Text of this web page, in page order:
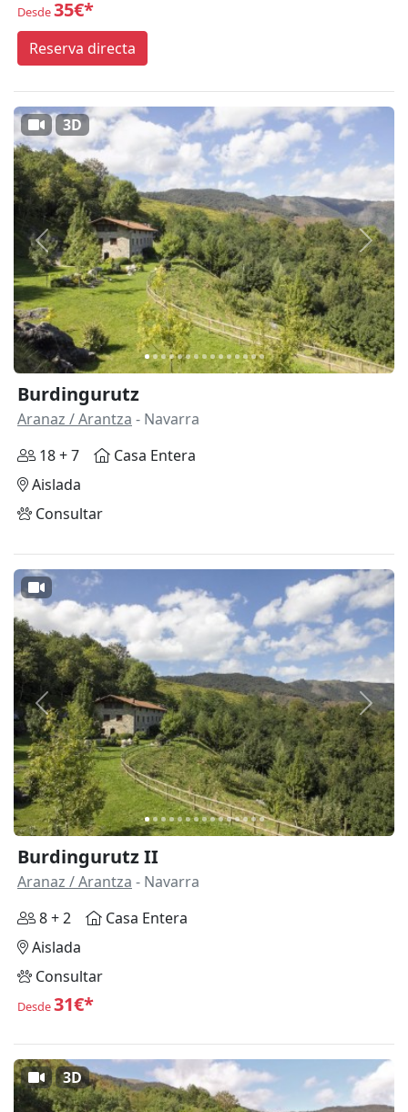
Desde35€*
Reserva directa
Anterior
3D
Burdingurutz
Aranaz / Arantza - Navarra
18 + 7
Casa Entera
Aislada
Consultar
Anterior
Burdingurutz II
Aranaz / Arantza - Navarra
8 + 2
Casa Entera
Aislada
Consultar
Desde31€*
3D